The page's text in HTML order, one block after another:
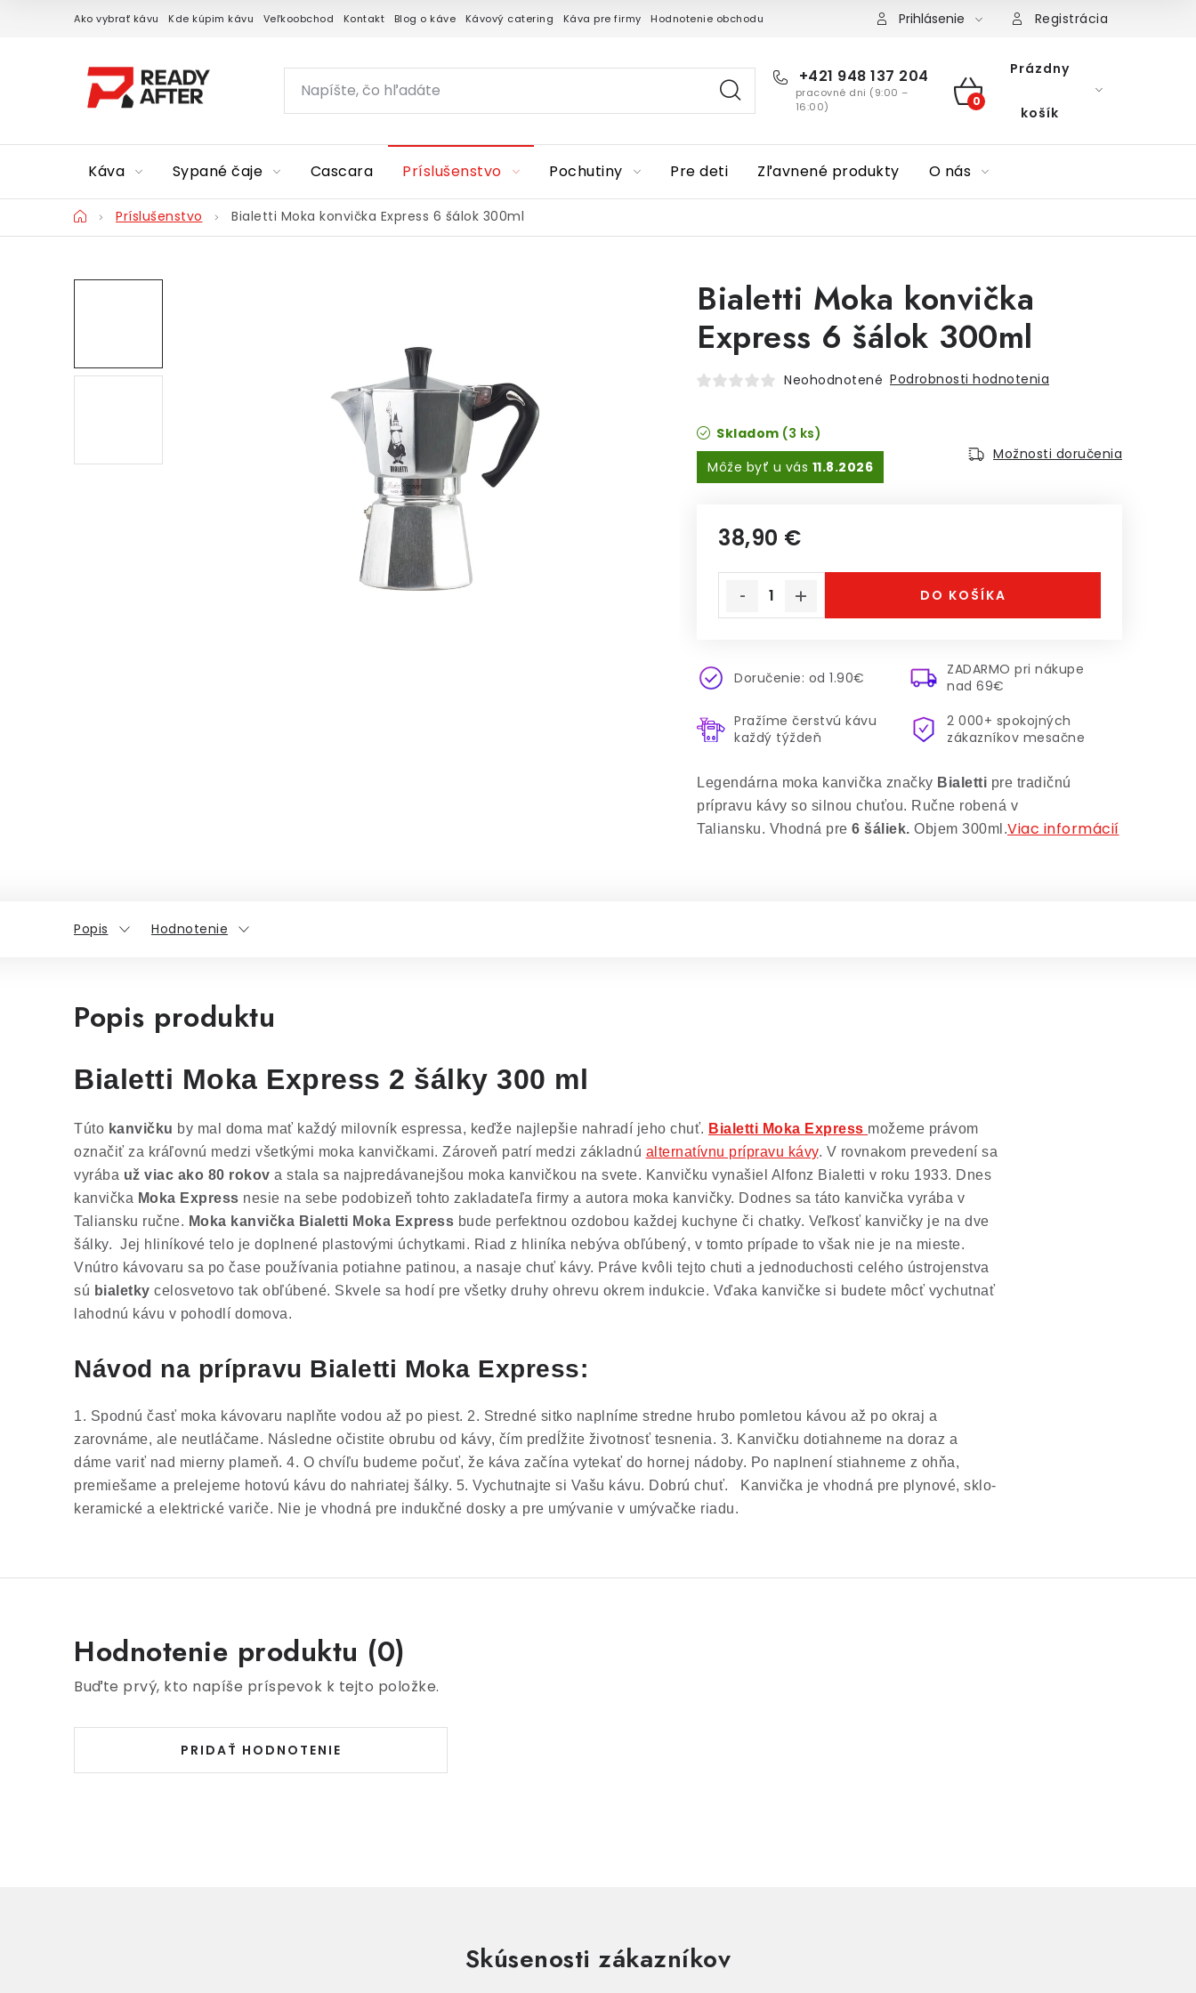
Ako vybrať kávu Kde kúpim kávu Veľkoobchod Kontakt Blog o káve Kávový catering Káva pre firmy Hodnotenie obchodu Prihlásenie Registrácia
+421 948 137 204
pracovné dni (9:00 –
16:00)
NÁKUPNÝ
Prázdny
košík
Káva Sypané čaje Cascara Príslušenstvo Pochutiny Pre deti Zľavnené produkty O nás
DomovPríslušenstvo Bialetti Moka konvička Express 6 šálok 300ml
Bialetti Moka konvička
Express 6 šálok 300ml
Neohodnotené Podrobnosti hodnotenia
Legendárna moka kanvička značky Bialetti pre tradičnú
prípravu kávy so silnou chuťou. Ručne robená v
Taliansku. Vhodná pre 6 šáliek. Objem 300ml.Viac informácií
Skladom (3 ks)
11.8.2026
Možnosti doručenia
38,90 €
DO KOŠÍKA
Doručenie: od 1.90€
ZADARMO pri nákupe
nad 69€
Pražíme čerstvú kávu
každý týždeň
2 000+ spokojných
zákazníkov mesačne
Popis Hodnotenie
Popis produktu
Bialetti Moka Express 2 šálky 300 ml
Túto kanvičku by mal doma mať každý milovník espressa, keďže najlepšie nahradí jeho chuť. Bialetti Moka Express možeme právom
označiť za kráľovnú medzi všetkými moka kanvičkami. Zároveň patrí medzi základnú alternatívnu prípravu kávy. V rovnakom prevedení sa
vyrába už viac ako 80 rokov a stala sa najpredávanejšou moka kanvičkou na svete. Kanvičku vynašiel Alfonz Bialetti v roku 1933. Dnes
kanvička Moka Express nesie na sebe podobizeň tohto zakladateľa firmy a autora moka kanvičky. Dodnes sa táto kanvička vyrába v
Taliansku ručne. Moka kanvička Bialetti Moka Express bude perfektnou ozdobou každej kuchyne či chatky. Veľkosť kanvičky je na dve
šálky. Jej hliníkové telo je doplnené plastovými úchytkami. Riad z hliníka nebýva obľúbený, v tomto prípade to však nie je na mieste.
Vnútro kávovaru sa po čase používania potiahne patinou, a nasaje chuť kávy. Práve kvôli tejto chuti a jednoduchosti celého ústrojenstva
sú bialetky celosvetovo tak obľúbené. Skvele sa hodí pre všetky druhy ohrevu okrem indukcie. Vďaka kanvičke si budete môcť vychutnať
lahodnú kávu v pohodlí domova.
Návod na prípravu Bialetti Moka Express:
1. Spodnú časť moka kávovaru naplňte vodou až po piest. 2. Stredné sitko naplníme stredne hrubo pomletou kávou až po okraj a
zarovnáme, ale neutláčame. Následne očistite obrubu od kávy, čím predĺžite životnosť tesnenia. 3. Kanvičku dotiahneme na doraz a
dáme variť nad mierny plameň. 4. O chvíľu budeme počuť, že káva začína vytekať do hornej nádoby. Po naplnení stiahneme z ohňa,
premiešame a prelejeme hotovú kávu do nahriatej šálky. 5. Vychutnajte si Vašu kávu. Dobrú chuť.
Kanvička je vhodná pre plynové, sklo-
keramické a elektrické variče. Nie je vhodná pre indukčné dosky a pre umývanie v umývačke riadu.
Hodnotenie produktu (0)
Buďte prvý, kto napíše príspevok k tejto položke.
PRIDAŤ HODNOTENIE
Skúsenosti zákazníkov